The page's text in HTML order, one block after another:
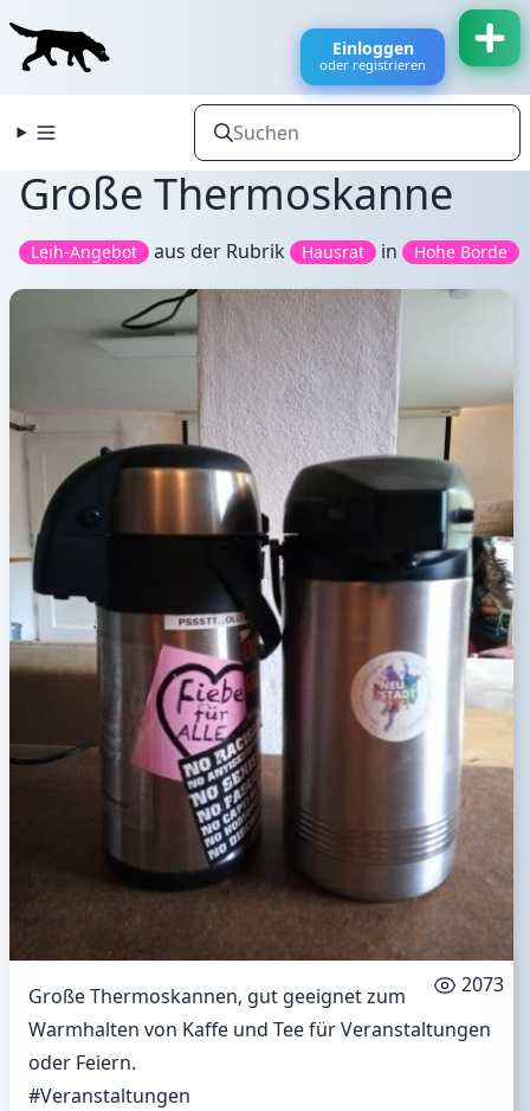
Einloggen
oder registrieren
Große Thermoskanne
Leih-Angebot aus der Rubrik Hausrat in Hohe Börde
2073
Große Thermoskannen, gut geeignet zum
Warmhalten von Kaffe und Tee für Veranstaltungen
oder Feiern.
#Veranstaltungen